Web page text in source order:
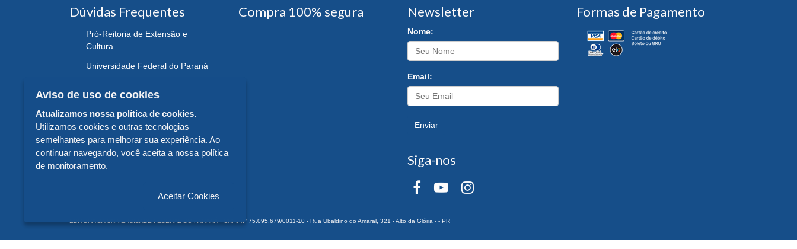
Dúvidas Frequentes
Pró-Reitoria de Extensão e
Cultura
Universidade Federal do Paraná
Compra 100% segura Newsletter
Nome:
Email:
Enviar
Siga-nos
Formas de Pagamento
EDITORA DA UNIVERSIDADE FEDERAL DO PARANÁ - CNPJ n° 75.095.679/0011-10 - Rua Ubaldino do Amaral, 321 - Alto da Glória - - PR
Aviso de uso de cookies
Atualizamos nossa política de cookies.
Utilizamos cookies e outras tecnologias
semelhantes para melhorar sua experiência. Ao
continuar navegando, você aceita a nossa política
de monitoramento.
Aceitar Cookies